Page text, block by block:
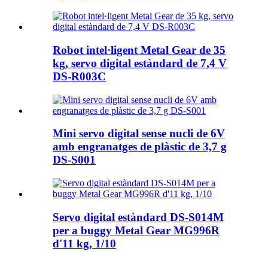
Robot intel·ligent Metal Gear de 35
kg, servo digital estàndard de 7,4 V
DS-R003C
Mini servo digital sense nucli de 6V
amb engranatges de plàstic de 3,7 g
DS-S001
Servo digital estàndard DS-S014M
per a buggy Metal Gear MG996R
d'11 kg, 1/10